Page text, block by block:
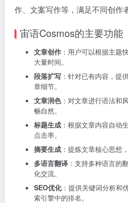
作、文案写作等，满足不同创作
宙语Cosmos的主要功能
文章创作 ：用户可以根据主题
大量时间。
段落扩写 ：针对已有内容，提
章细节。
文章润色：对文章进行语法和
畅自然。
标题生成 ：根据文章内容自动
点击率。
摘要生成 ：提炼文章核心思想
多语言翻译 ：支持多种语言的
化交流。
SEO优化：提供关键词分析和
索引擎中的排名。